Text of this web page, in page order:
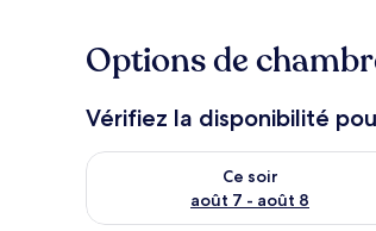
Options de
Vérifiez la disponibilité
Ce soir
août 7 - août 8
Vérifier la disponibilité pour ce